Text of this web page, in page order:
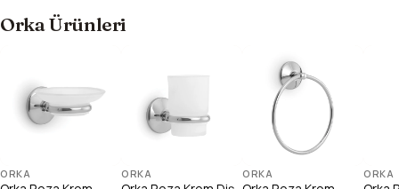
Orka Ürünleri
ORKA ORKA ORKA ORKA